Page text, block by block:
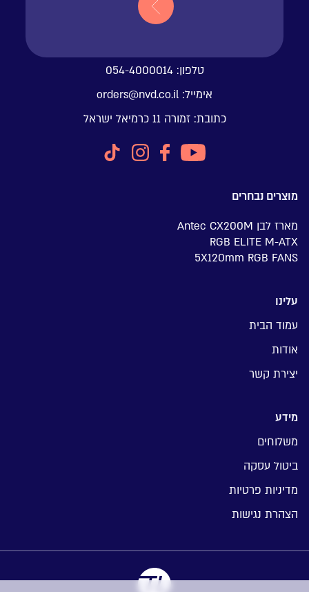
טלפון: 054-4000014
אימייל: orders@nvd.co.il
כתובת: זמורה 11 כרמיאל ישראל
מוצרים נבחרים
מארז לבן Antec CX200M
RGB ELITE M-ATX
5X120mm RGB FANS
עלינו
עמוד הבית
אודות
יצירת קשר
מידע
משלוחים
ביטול עסקה
מדיניות פרטיות
הצהרת נגישות